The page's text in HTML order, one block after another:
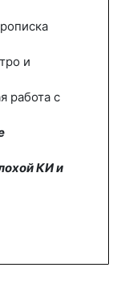
и
работа с
КИ и